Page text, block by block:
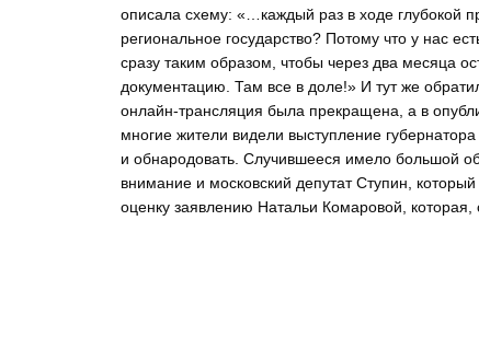
описала схему: «…каждый раз в ходе глубокой
региональное государство? Потому что у нас
сразу таким образом, чтобы через два месяца
документацию. Там все в доле!» И тут же
онлайн-трансляция была прекращена, а в
многие жители видели выступление
и обнародовать. Случившееся имело большой
внимание и московский депутат Ступин,
оценку заявлению Натальи Комаровой,